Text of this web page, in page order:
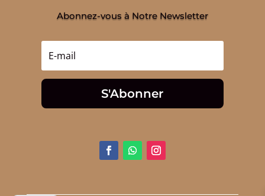
Abonnez-vous à Notre Newsletter
S'Abonner